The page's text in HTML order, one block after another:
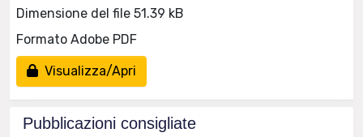
Dimensione del file 51.39 kB
Formato Adobe PDF
Visualizza/Apri
Pubblicazioni consigliate